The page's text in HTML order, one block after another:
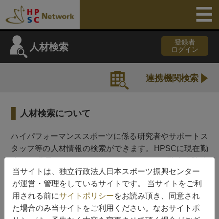
人材検索
登録者
ログイン
連携機関検索
人材検索について
ハイパフォーマンススポーツに係る研究者やサポートス
タッフ等の人材情報の検索ができます。HPSCに現在勤
（HPSC OB/OG）、HPSCの各種事業における協力者
（HPSC事業協力者）のカテゴリーに分けております。
人材データベースへのご登録はHPSCからご依頼させて
頂いた方のみとしております。
当サイトは、独立行政法人日本スポーツ振興センター
が運営・管理をしているサイトです。 当サイトをご利
用される前にサイトポリシーをお読み頂き、同意され
た場合のみ当サイトをご利用ください。なおサイトポ